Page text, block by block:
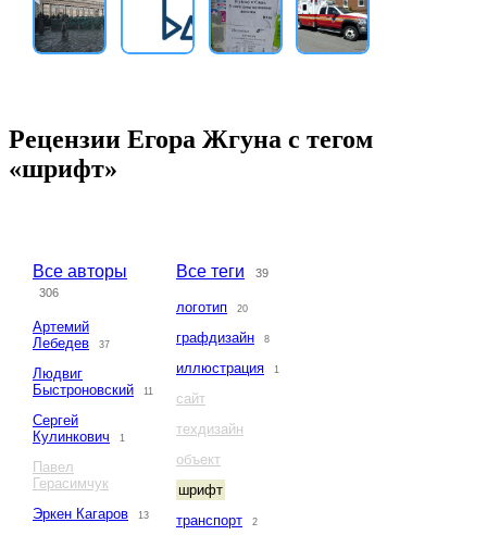
Рецензии Егора Жгуна с тегом
«шрифт»
Все авторы
306
Артемий
Лебедев
37
Людвиг
Быстроновский
11
Сергей
Кулинкович
1
Павел
Герасимчук
Эркен Кагаров
13
Все теги 39
логотип 20
графдизайн 8
иллюстрация 1
сайт
техдизайн
объект
шрифт
транспорт
2